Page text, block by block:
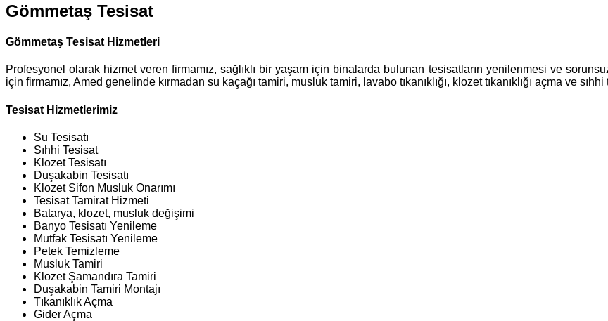
Gömmetaş Tesisat
Gömmetaş Tesisat Hizmetleri
Profesyonel olarak hizmet veren firmamız, sağlıklı bir yaşam için binalarda bulunan tesisatların yenilenmesi ve
için firmamız, Amed genelinde kırmadan su kaçağı tamiri, musluk tamiri, lavabo tıkanıklığı, klozet tıkanıklığı açma ve
Tesisat Hizmetlerimiz
Su Tesisatı
Sıhhi Tesisat
Klozet Tesisatı
Duşakabin Tesisatı
Klozet Sifon Musluk Onarımı
Tesisat Tamirat Hizmeti
Batarya, klozet, musluk değişimi
Banyo Tesisatı Yenileme
Mutfak Tesisatı Yenileme
Petek Temizleme
Musluk Tamiri
Klozet Şamandıra Tamiri
Duşakabin Tamiri Montajı
Tıkanıklık Açma
Gider Açma